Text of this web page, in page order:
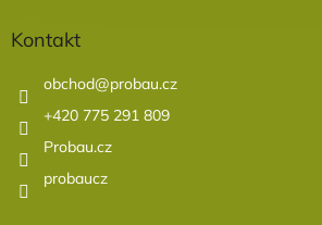
Kontakt
obchod@probau.cz
+420 775 291 809
Probau.cz
probaucz